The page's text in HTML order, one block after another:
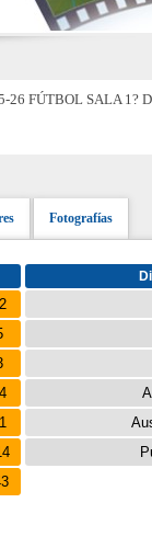
26 FÚTBOL SALA 1?
Fotografías